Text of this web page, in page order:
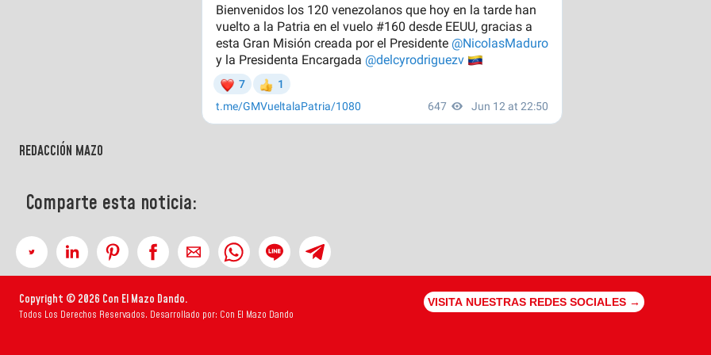
REDACCIÓN MAZO
Comparte esta noticia:
Copyright © 2026 Con El Mazo Dando.
Todos Los Derechos Reservados. Desarrollado por: Con El Mazo Dando
VISITA NUESTRAS REDES SOCIALES →